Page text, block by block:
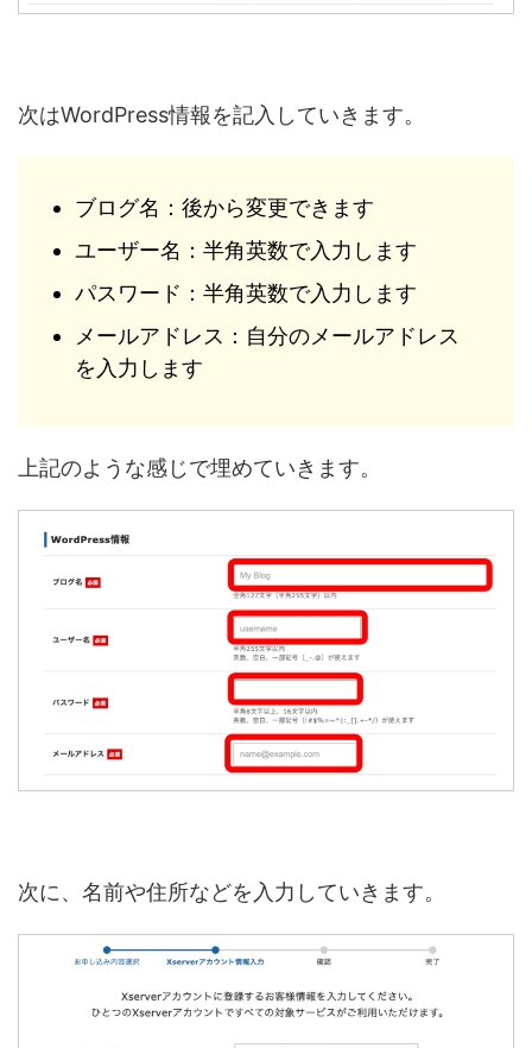
次はWordPress情報を記入していきます。
ブログ名：後から変更できます
ユーザー名：半角英数で入力します
パスワード：半角英数で入力します
メールアドレス：自分のメールアドレス
を入力します
上記のような感じで埋めていきます。
次に、名前や住所などを入力していきます。